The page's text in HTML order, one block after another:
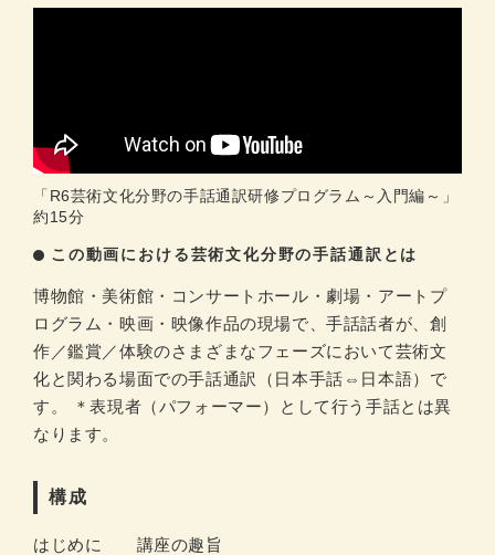
「R6芸術文化分野の手話通訳研修プログラム～入門編～」
約15分
この動画における芸術文化分野の手話通訳とは
博物館・美術館・コンサートホール・劇場・アートプ
ログラム・映画・映像作品の現場で、手話話者が、創
作／鑑賞／体験のさまざまなフェーズにおいて芸術文
化と関わる場面での手話通訳（日本手話⇔日本語）で
す。 ＊表現者（パフォーマー）として行う手話とは異
なります。
構成
はじめに 講座の趣旨